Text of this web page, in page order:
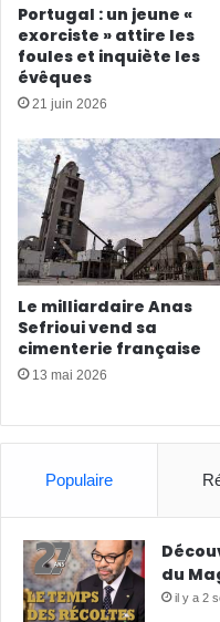
Portugal : un jeune «
exorciste » attire les
foules et inquiète les
évêques
21 juin 2026
Le milliardaire Anas
Sefrioui vend sa
cimenterie française
13 mai 2026
Populaire
du
il y a 2